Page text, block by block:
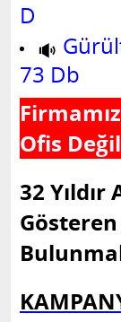
D
73 Db
Ofis
32